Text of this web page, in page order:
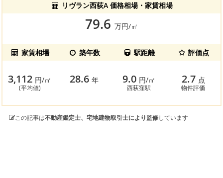
リヴラン西荻A 価格相場・家賃相場
79.6 万円/㎡
家賃相場 築年数 駅距離 評価点
3,112 円/㎡
(平均値)
28.6年 9.0 円/㎡
西荻窪駅
2.7 点
物件評価
この記事は不動産鑑定士、宅地建物取引士により監修しています